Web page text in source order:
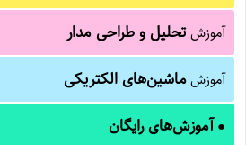
آموزشتحلیل و طراحی مدار
آموزشماشین‌های الکتریکی
●آموزش‌های رایگان